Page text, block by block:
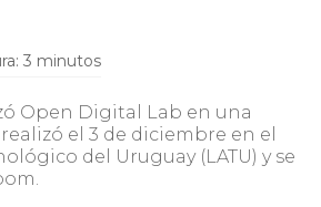
3 minutos
Open Digital Lab en una
el 3 de diciembre en el
del Uruguay (LATU) y se